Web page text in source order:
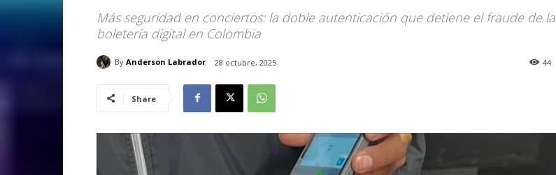
Más seguridad en conciertos: la doble autenticación que detiene el fraude de la
boletería digital en Colombia
By Anderson Labrador 28 octubre, 2025 44
Share